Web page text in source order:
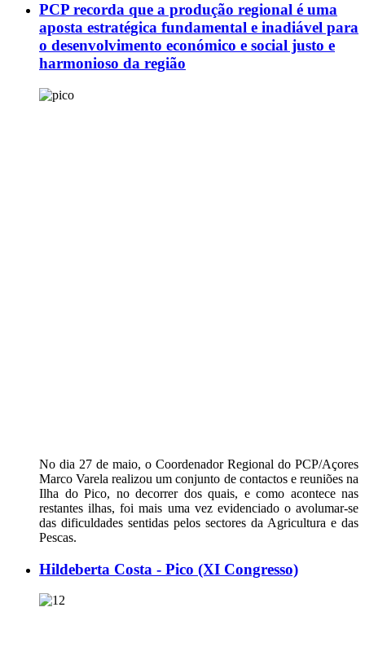
PCP recorda que a produção regional é uma
aposta estratégica fundamental e inadiável para
o desenvolvimento económico e social justo e
harmonioso da região
No dia 27 de maio, o Coordenador Regional do PCP/Açores
Marco Varela realizou um conjunto de contactos e reuniões na
Ilha do Pico, no decorrer dos quais, e como acontece nas
restantes ilhas, foi mais uma vez evidenciado o avolumar-se
das dificuldades sentidas pelos sectores da Agricultura e das
Pescas.
Hildeberta Costa - Pico (XI Congresso)